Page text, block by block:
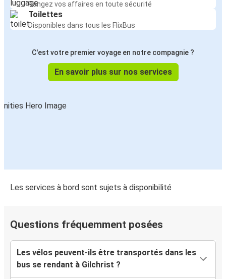
Rangez vos affaires en toute sécurité
Toilettes
Disponibles dans tous les FlixBus
C'est votre premier voyage en notre compagnie ?
En savoir plus sur nos services
Les services à bord sont sujets à disponibilité
Questions fréquemment posées
Les vélos peuvent-ils être transportés dans les
bus se rendant à Gilchrist ?